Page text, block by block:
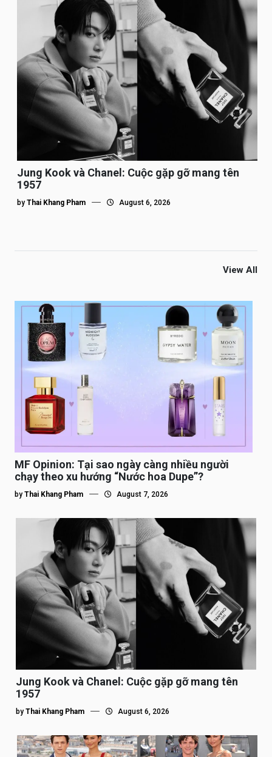
Jung Kook và Chanel: Cuộc gặp gỡ mang tên
1957
by Thai Khang Pham August 6, 2026
View All
MF Opinion: Tại sao ngày càng nhiều người
chạy theo xu hướng “Nước hoa Dupe”?
by Thai Khang Pham August 7, 2026
Jung Kook và Chanel: Cuộc gặp gỡ mang tên
1957
by Thai Khang Pham August 6, 2026